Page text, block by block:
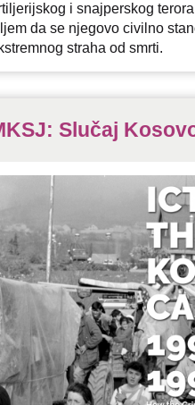
i snajperskog
da se njegovo civilno
straha od smrti.
Slučaj